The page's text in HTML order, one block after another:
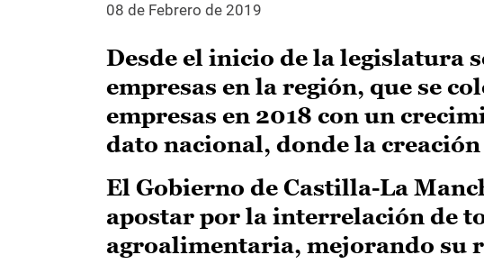
08 de Febrero de 2019
Desde el inicio de la legislatura
empresas en la región, que se
empresas en 2018 con un
dato nacional, donde la
El Gobierno de Castilla-La
apostar por la interrelación de
agroalimentaria, mejorando su